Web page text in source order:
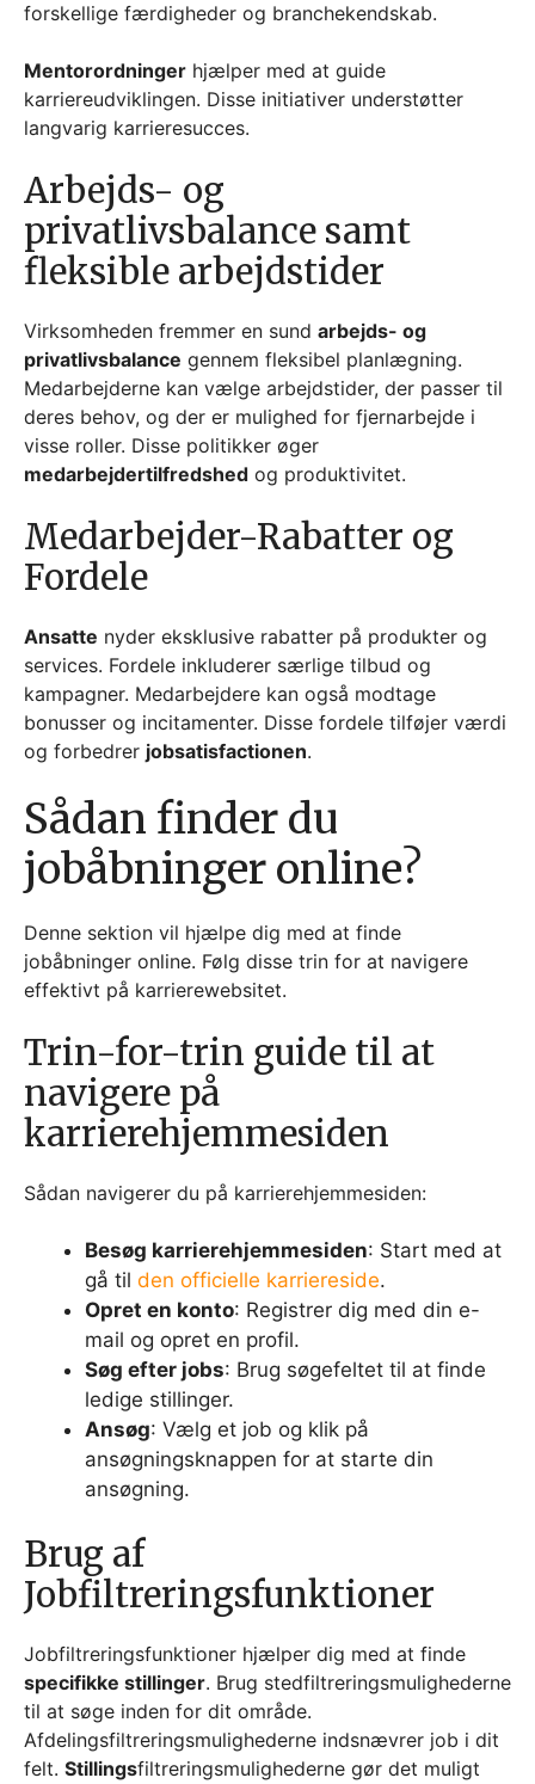
forskellige færdigheder og branchekendskab.
Mentorordninger hjælper med at guide
karriereudviklingen. Disse initiativer understøtter
langvarig karrieresucces.
Arbejds- og
privatlivsbalance samt
fleksible arbejdstider
Virksomheden fremmer en sund arbejds- og
privatlivsbalance gennem fleksibel planlægning.
Medarbejderne kan vælge arbejdstider, der passer til
deres behov, og der er mulighed for fjernarbejde i
visse roller. Disse politikker øger
medarbejdertilfredshed og produktivitet.
Medarbejder-Rabatter og
Fordele
Ansatte nyder eksklusive rabatter på produkter og
services. Fordele inkluderer særlige tilbud og
kampagner. Medarbejdere kan også modtage
bonusser og incitamenter. Disse fordele tilføjer værdi
og forbedrer jobsatisfactionen.
Sådan finder du
jobåbninger online?
Denne sektion vil hjælpe dig med at finde
jobåbninger online. Følg disse trin for at navigere
effektivt på karrierewebsitet.
Trin-for-trin guide til at
navigere på
karrierehjemmesiden
Sådan navigerer du på karrierehjemmesiden:
Besøg karrierehjemmesiden: Start med at
gå til den officielle karriereside.
Opret en konto: Registrer dig med din e-
mail og opret en profil.
Søg efter jobs: Brug søgefeltet til at finde
ledige stillinger.
Ansøg: Vælg et job og klik på
ansøgningsknappen for at starte din
ansøgning.
Brug af
Jobfiltreringsfunktioner
Jobfiltreringsfunktioner hjælper dig med at finde
specifikke stillinger. Brug stedfiltreringsmulighederne
til at søge inden for dit område.
Afdelingsfiltreringsmulighederne indsnævrer job i dit
felt. Stillingsfiltreringsmulighederne gør det muligt